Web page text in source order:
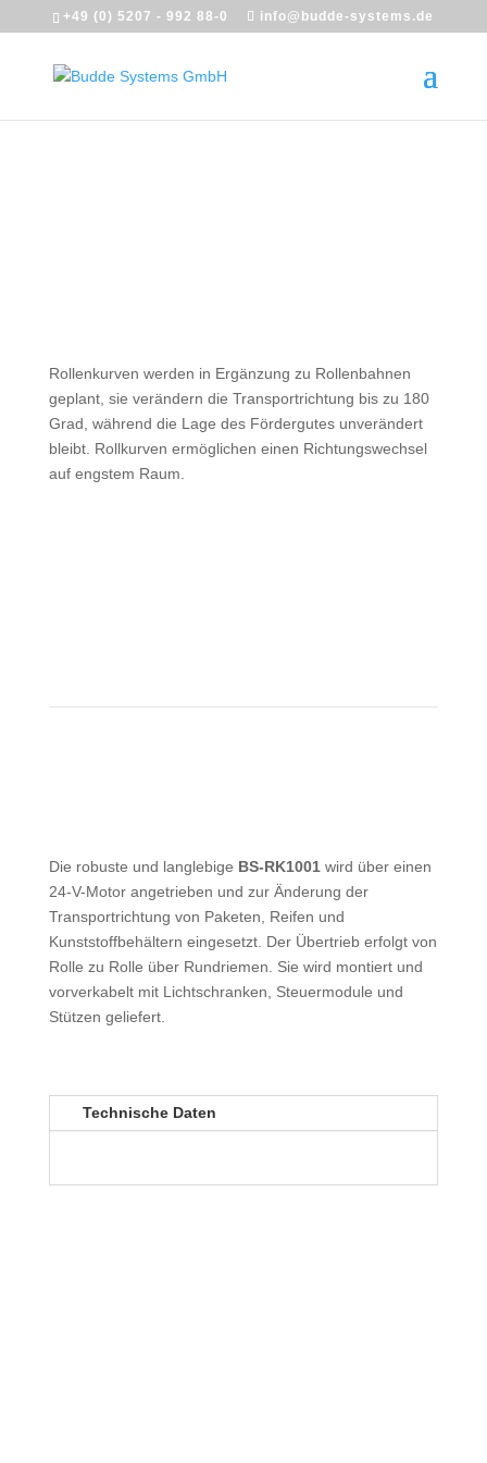
+49 (0) 5207 - 992 88-0 info@budde-systems.de
Rollenkurven werden in Ergänzung zu Rollenbahnen
geplant, sie verändern die Transportrichtung bis zu 180
Grad, während die Lage des Fördergutes unverändert
bleibt. Rollkurven ermöglichen einen Richtungswechsel
auf engstem Raum.
Die robuste und langlebige BS-RK1001wird über einen
24-V-Motor angetrieben und zur Änderung der
Transportrichtung von Paketen, Reifen und
Kunststoffbehältern eingesetzt. Der Übertrieb erfolgt von
Rolle zu Rolle über Rundriemen. Sie wird montiert und
vorverkabelt mit Lichtschranken, Steuermodule und
Stützen geliefert.
Technische Daten